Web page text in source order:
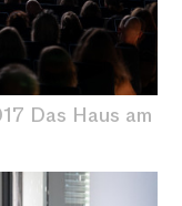
Das Haus am